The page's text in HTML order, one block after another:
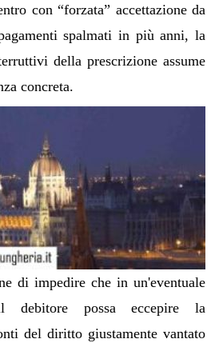
con “forzata” accettazione da
spalmati in più anni, la
della prescrizione assume
concreta.
di impedire che in un'eventuale
debitore possa eccepire la
del diritto giustamente vantato